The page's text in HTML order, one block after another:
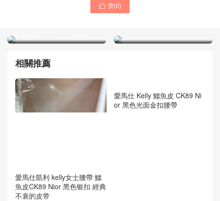
 赞(0)
愛馬仕Hermes皮帶H扣 togo
相關推薦
愛馬仕凱利 kelly女士腰帶 鱷
魚皮CK89 Nior 黑色银扣 經典
不衰的皮带